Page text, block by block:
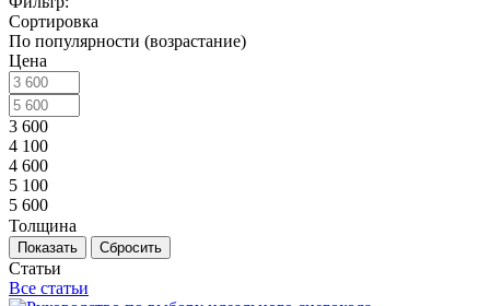
Сортировка
По популярности (возрастание)
Цена
3 600
4 100
4 600
5 100
5 600
Толщина
Показать Сбросить
Статьи
Все статьи